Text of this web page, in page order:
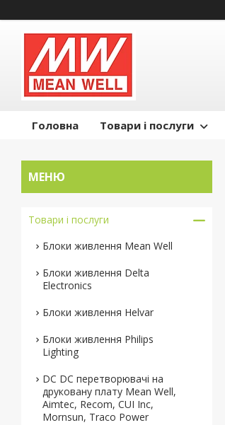
Головна Товари і послуги
Товари і послуги
Блоки живлення Mean Well
Блоки живлення Delta
Electronics
Блоки живлення Helvar
Блоки живлення Philips
Lighting
DC DC перетворювачі на
друковану плату Mean Well,
Aimtec, Recom, CUI Inc,
Mornsun, Traco Power